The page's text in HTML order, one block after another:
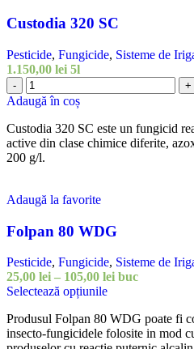
pagina
Custodia 320 SC
Pesticide, Fungicide, Sisteme de
1.150,00 lei 5l
-
Cantitate
Custodia
320
SC
+
Adaugă în coș
Custodia 320 SC este un fungicid
active din clase chimice diferite,
200 g/l.
Adaugă la favorite
Folpan 80 WDG
Pesticide, Fungicide, Sisteme de
25,00 lei – 105,00 leiInterval
25,00 lei
până
buc
Selectează opțiunileAcest
are
mai
Produsul Folpan 80 WDG poate fi
insecto-fungicidele folosite in mod